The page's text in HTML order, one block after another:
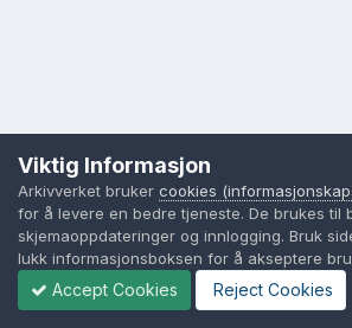
Viktig Informasjon
Arkivverket bruker cookies
for å levere en bedre tjeneste. De brukes til
skjemaoppdateringer og innlogging. Bruk
lukk informasjonsboksen for å akseptere
Accept Cookies Reject Cookies